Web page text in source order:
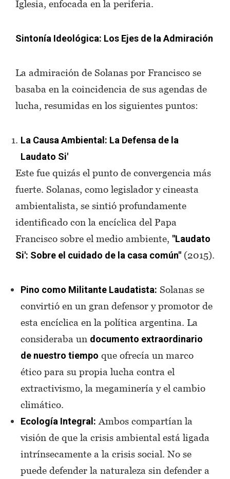
Iglesia, enfocada en la periferia.
Sintonía Ideológica: Los Ejes de la Admiración
La admiración de Solanas por Francisco se
basaba en la coincidencia de sus agendas de
lucha, resumidas en los siguientes puntos:
La Causa Ambiental: La Defensa de la
Laudato Si'
Este fue quizás el punto de convergencia más
fuerte. Solanas, como legislador y cineasta
ambientalista, se sintió profundamente
identificado con la encíclica del Papa
Francisco sobre el medio ambiente, "Laudato
Si': Sobre el cuidado de la casa común" (2015).
Pino como Militante Laudatista: Solanas se
convirtió en un gran defensor y promotor de
esta encíclica en la política argentina. La
consideraba un documento extraordinario
de nuestro tiempo que ofrecía un marco
ético para su propia lucha contra el
extractivismo, la megaminería y el cambio
climático.
Ecología Integral: Ambos compartían la
visión de que la crisis ambiental está ligada
intrínsecamente a la crisis social. No se
puede defender la naturaleza sin defender a